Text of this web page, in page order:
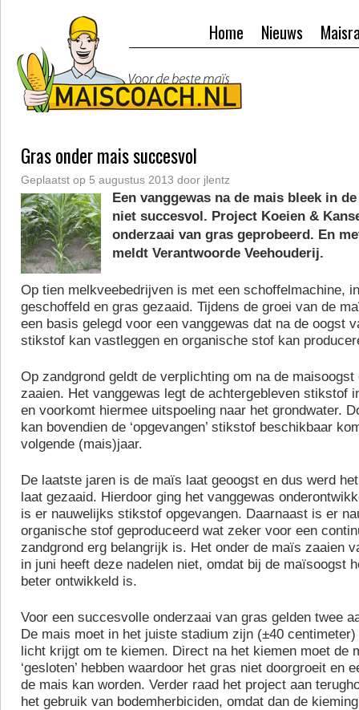
Nieuws
Home
Gras onder mais succesvol
Geplaatst op 5 augustus 2013 door jlentz
Een vanggewas na de mais bleek in
niet succesvol. Project Koeien &
onderzaai van gras geprobeerd. En
meldt Verantwoorde Veehouderij.
Op tien melkveebedrijven is met een schoffelmachine,
geschoffeld en gras gezaaid. Tijdens de groei van de
een basis gelegd voor een vanggewas dat na de oogst
stikstof kan vastleggen en organische stof kan
Op zandgrond geldt de verplichting om na de maisoogst
zaaien. Het vanggewas legt de achtergebleven stikstof
en voorkomt hiermee uitspoeling naar het grondwater.
kan bovendien de ‘opgevangen’ stikstof beschikbaar
volgende (mais)jaar.
De laatste jaren is de maïs laat geoogst en dus werd
laat gezaaid. Hierdoor ging het vanggewas
is er nauwelijks stikstof opgevangen. Daarnaast is er
organische stof geproduceerd wat zeker voor een
zandgrond erg belangrijk is. Het onder de maïs zaaien
in juni heeft deze nadelen niet, omdat bij de maïsoogst
beter ontwikkeld is.
Voor een succesvolle onderzaai van gras gelden twee
De mais moet in het juiste stadium zijn (±40
licht krijgt om te kiemen. Direct na het kiemen moet de
‘gesloten’ hebben waardoor het gras niet doorgroeit en
de mais kan worden. Verder raad het project aan
het gebruik van bodemherbiciden, omdat dan de